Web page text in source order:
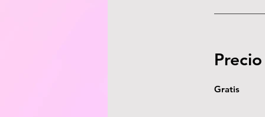
Precio
Gratis